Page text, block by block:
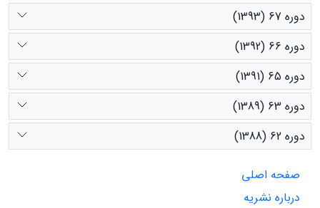
دوره 67 (1393)
دوره 66 (1392)
دوره 65 (1391)
دوره 63 (1389)
دوره 62 (1388)
صفحه اصلی
درباره نشریه